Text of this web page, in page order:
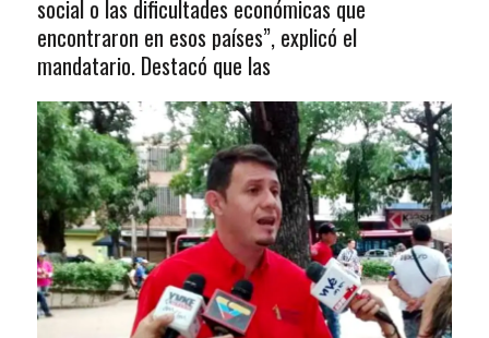
social o las dificultades económicas que
encontraron en esos países”, explicó el
mandatario. Destacó que las